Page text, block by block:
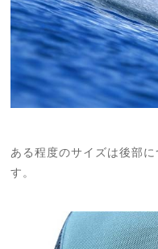
ある程度のサイズは後部
す。